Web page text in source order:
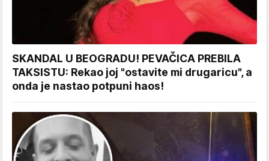
SKANDAL U BEOGRADU! PEVAČICA PREBILA
TAKSISTU: Rekao joj "ostavite mi drugaricu", a
onda je nastao potpuni haos!